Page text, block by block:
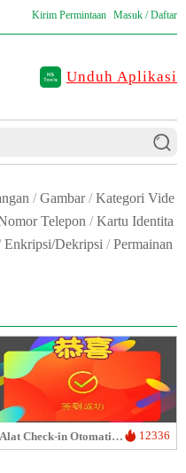
Kirim Permintaan Masuk / Daftar
Unduh Aplikasi
/ Gambar / Kategori Vide
Telepon / Kartu Identita
Enkripsi/Dekripsi / Permainan
Alat Check-in Otomatis Serbaguna 12336